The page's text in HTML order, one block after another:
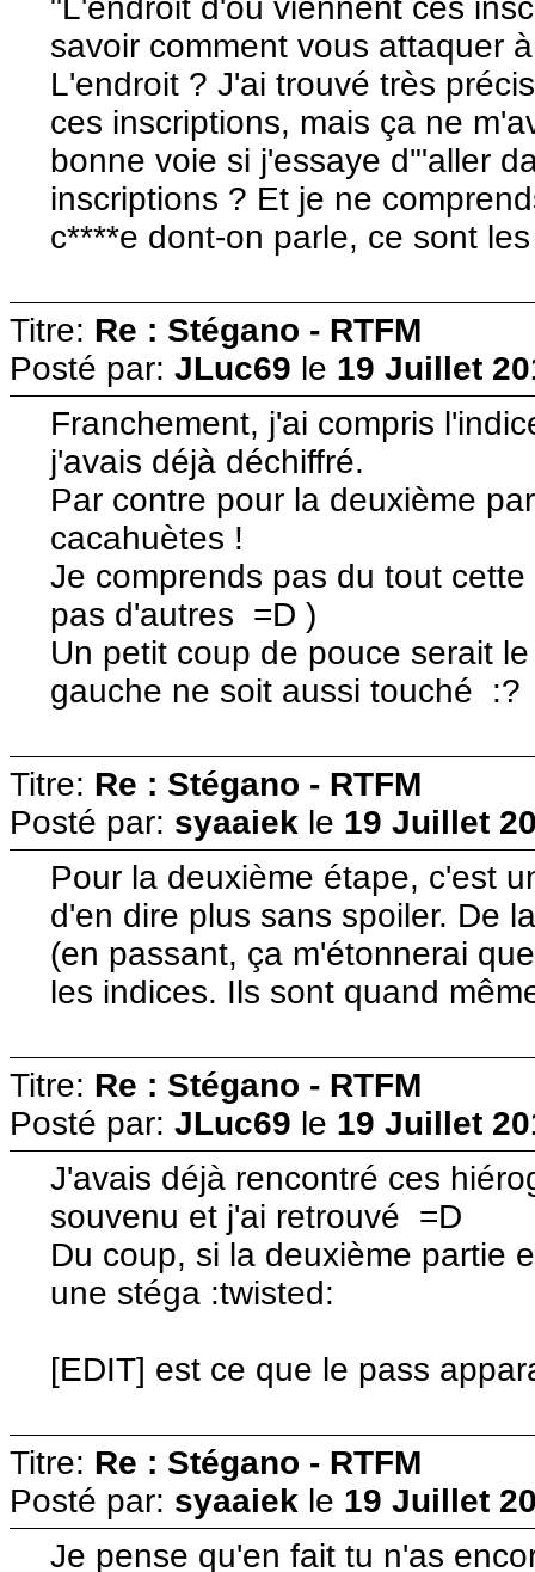
"L'endroit d'où viennent ces
savoir comment vous attaquer
L'endroit ? J'ai trouvé très
ces inscriptions, mais ça ne
bonne voie si j'essaye d'"aller
inscriptions ? Et je ne
c****e dont-on parle, ce sont
Titre: Re : Stégano - RTFM
Posté par: JLuc69 le 19 Juillet
Franchement, j'ai compris
j'avais déjà déchiffré.
Par contre pour la deuxième
cacahuètes !
Je comprends pas du tout
pas d'autres =D )
Un petit coup de pouce serait
gauche ne soit aussi touché :?
Titre: Re : Stégano - RTFM
Posté par: syaaiek le 19 Juillet
Pour la deuxième étape, c'est
d'en dire plus sans spoiler. De
(en passant, ça m'étonnerai
les indices. Ils sont quand
Titre: Re : Stégano - RTFM
Posté par: JLuc69 le 19 Juillet
J'avais déjà rencontré ces
souvenu et j'ai retrouvé =D
Du coup, si la deuxième partie
une stéga :twisted:
[EDIT] est ce que le pass
Titre: Re : Stégano - RTFM
Posté par: syaaiek le 19 Juillet
Je pense qu'en fait tu n'as